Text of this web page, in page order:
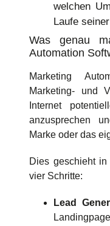
welchen
Laufe
Was genau
Automation
Marketing
Marketing- und
Internet
anzusprechen
Marke oder das
Dies geschieht
vier Schritte:
Lead